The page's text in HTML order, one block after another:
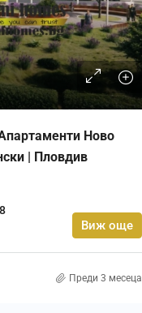
Ново
| Пловдив
Виж още
Преди 3 месеца